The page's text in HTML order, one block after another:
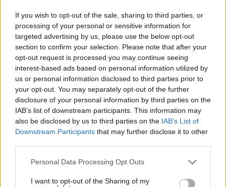
If you wish to opt-out of the sale, sharing to third parties, or
processing of your personal or sensitive information for
targeted advertising by us, please use the below opt-out
section to confirm your selection. Please note that after your
opt-out request is processed you may continue seeing
interest-based ads based on personal information utilized by
us or personal information disclosed to third parties prior to
your opt-out. You may separately opt-out of the further
disclosure of your personal information by third parties on the
IAB’s list of downstream participants. This information may
also be disclosed by us to third parties on the IAB’s List of
Downstream Participants that may further disclose it to other
Please note that this website/app uses one or more Google
not limited to your visit or usage behaviour. You may click to
Personal Data Processing Opt Outs
I want to opt-out of the Sharing of my
Ολυμπιακός: Ήττα για τη Ναϊμέγκεν στην πρεμιέρα του
πρωταθλήματος, πριν τη ρεβάνς με τους
«ερυθρόλευκους»
πριν 29 λεπτά
Τραγωδία στην Πάρο: Πνίγηκε 4χρονος σε πισίνα beach
bar, βούτηξε ο μπάρμαν για να τον σώσει
πριν 37 λεπτά
ΔΕΙΤΕ ΟΛΕΣ ΤΙΣ ΕΙΔΗΣΕΙΣ
ΤΑ ΠΙΟ ΔΗΜΟΦΙΛΗ